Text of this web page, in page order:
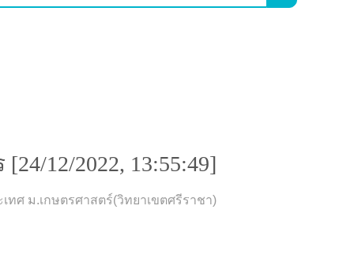
12/2022, 13:55:49]
ศ ม.เกษตรศาสตร์(วิทยาเขตศรีราชา)